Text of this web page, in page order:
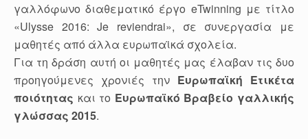
γαλλόφωνο διαθεματικό έργο eTwinning με τίτλο
«Ulysse 2016: Je reviendrai», σε συνεργασία με
μαθητές από άλλα ευρωπαϊκά σχολεία.
Για τη δράση αυτή οι μαθητές μας έλαβαν τις δυο
προηγούμενες χρονιές την Ευρωπαϊκή Ετικέτα
ποιότητας και το Ευρωπαϊκό Βραβείο γαλλικής
γλώσσας 2015.